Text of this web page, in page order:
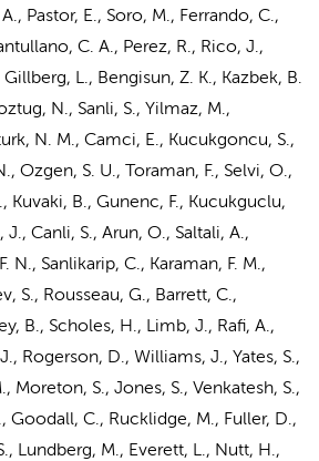
Pastor, E., Soro, M., Ferrando, C.,
C. A., Perez, R., Rico, J.,
L., Bengisun, Z. K., Kazbek, B.
N., Sanli, S., Yilmaz, M.,
N. M., Camci, E., Kucukgoncu, S.,
Ozgen, S. U., Toraman, F., Selvi, O.,
Kuvaki, B., Gunenc, F., Kucukguclu,
J., Canli, S., Arun, O., Saltali, A.,
N., Sanlikarip, C., Karaman, F. M.,
S., Rousseau, G., Barrett, C.,
B., Scholes, H., Limb, J., Rafi, A.,
Rogerson, D., Williams, J., Yates, S.,
Moreton, S., Jones, S., Venkatesh, S.,
Goodall, C., Rucklidge, M., Fuller, D.,
Lundberg, M., Everett, L., Nutt, H.,